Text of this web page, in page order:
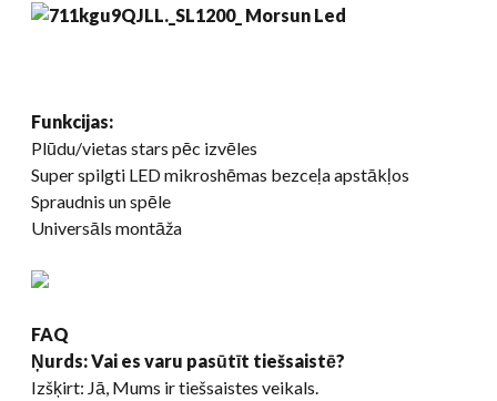
Funkcijas:
Plūdu/vietas stars pēc izvēles
Super spilgti LED mikroshēmas bezceļa apstākļos
Spraudnis un spēle
Universāls montāža
FAQ
Ņurds: Vai es varu pasūtīt tiešsaistē?
Izšķirt: Jā, Mums ir tiešsaistes veikals.